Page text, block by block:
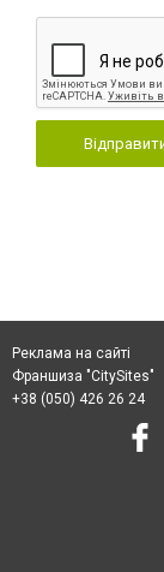
Реклама на сайті
Франшиза "CitySites"
+38 (050) 426 26 24